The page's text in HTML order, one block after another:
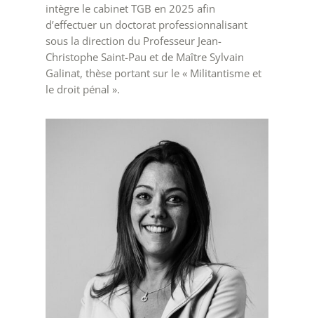
intègre le cabinet TGB en 2025 afin
d’effectuer un doctorat professionnalisant
sous la direction du Professeur Jean-
Christophe Saint-Pau et de Maître Sylvain
Galinat, thèse portant sur le « Militantisme et
le droit pénal ».